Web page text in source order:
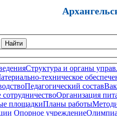
Найти
Структура и органы
техническое
Педагогический состав
Организация
площадкиПланы работы
Опорное учреждение